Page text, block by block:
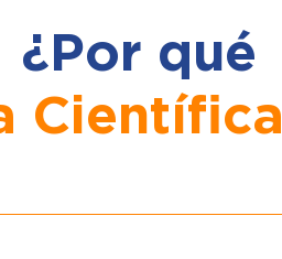
¿Por qué
Científica